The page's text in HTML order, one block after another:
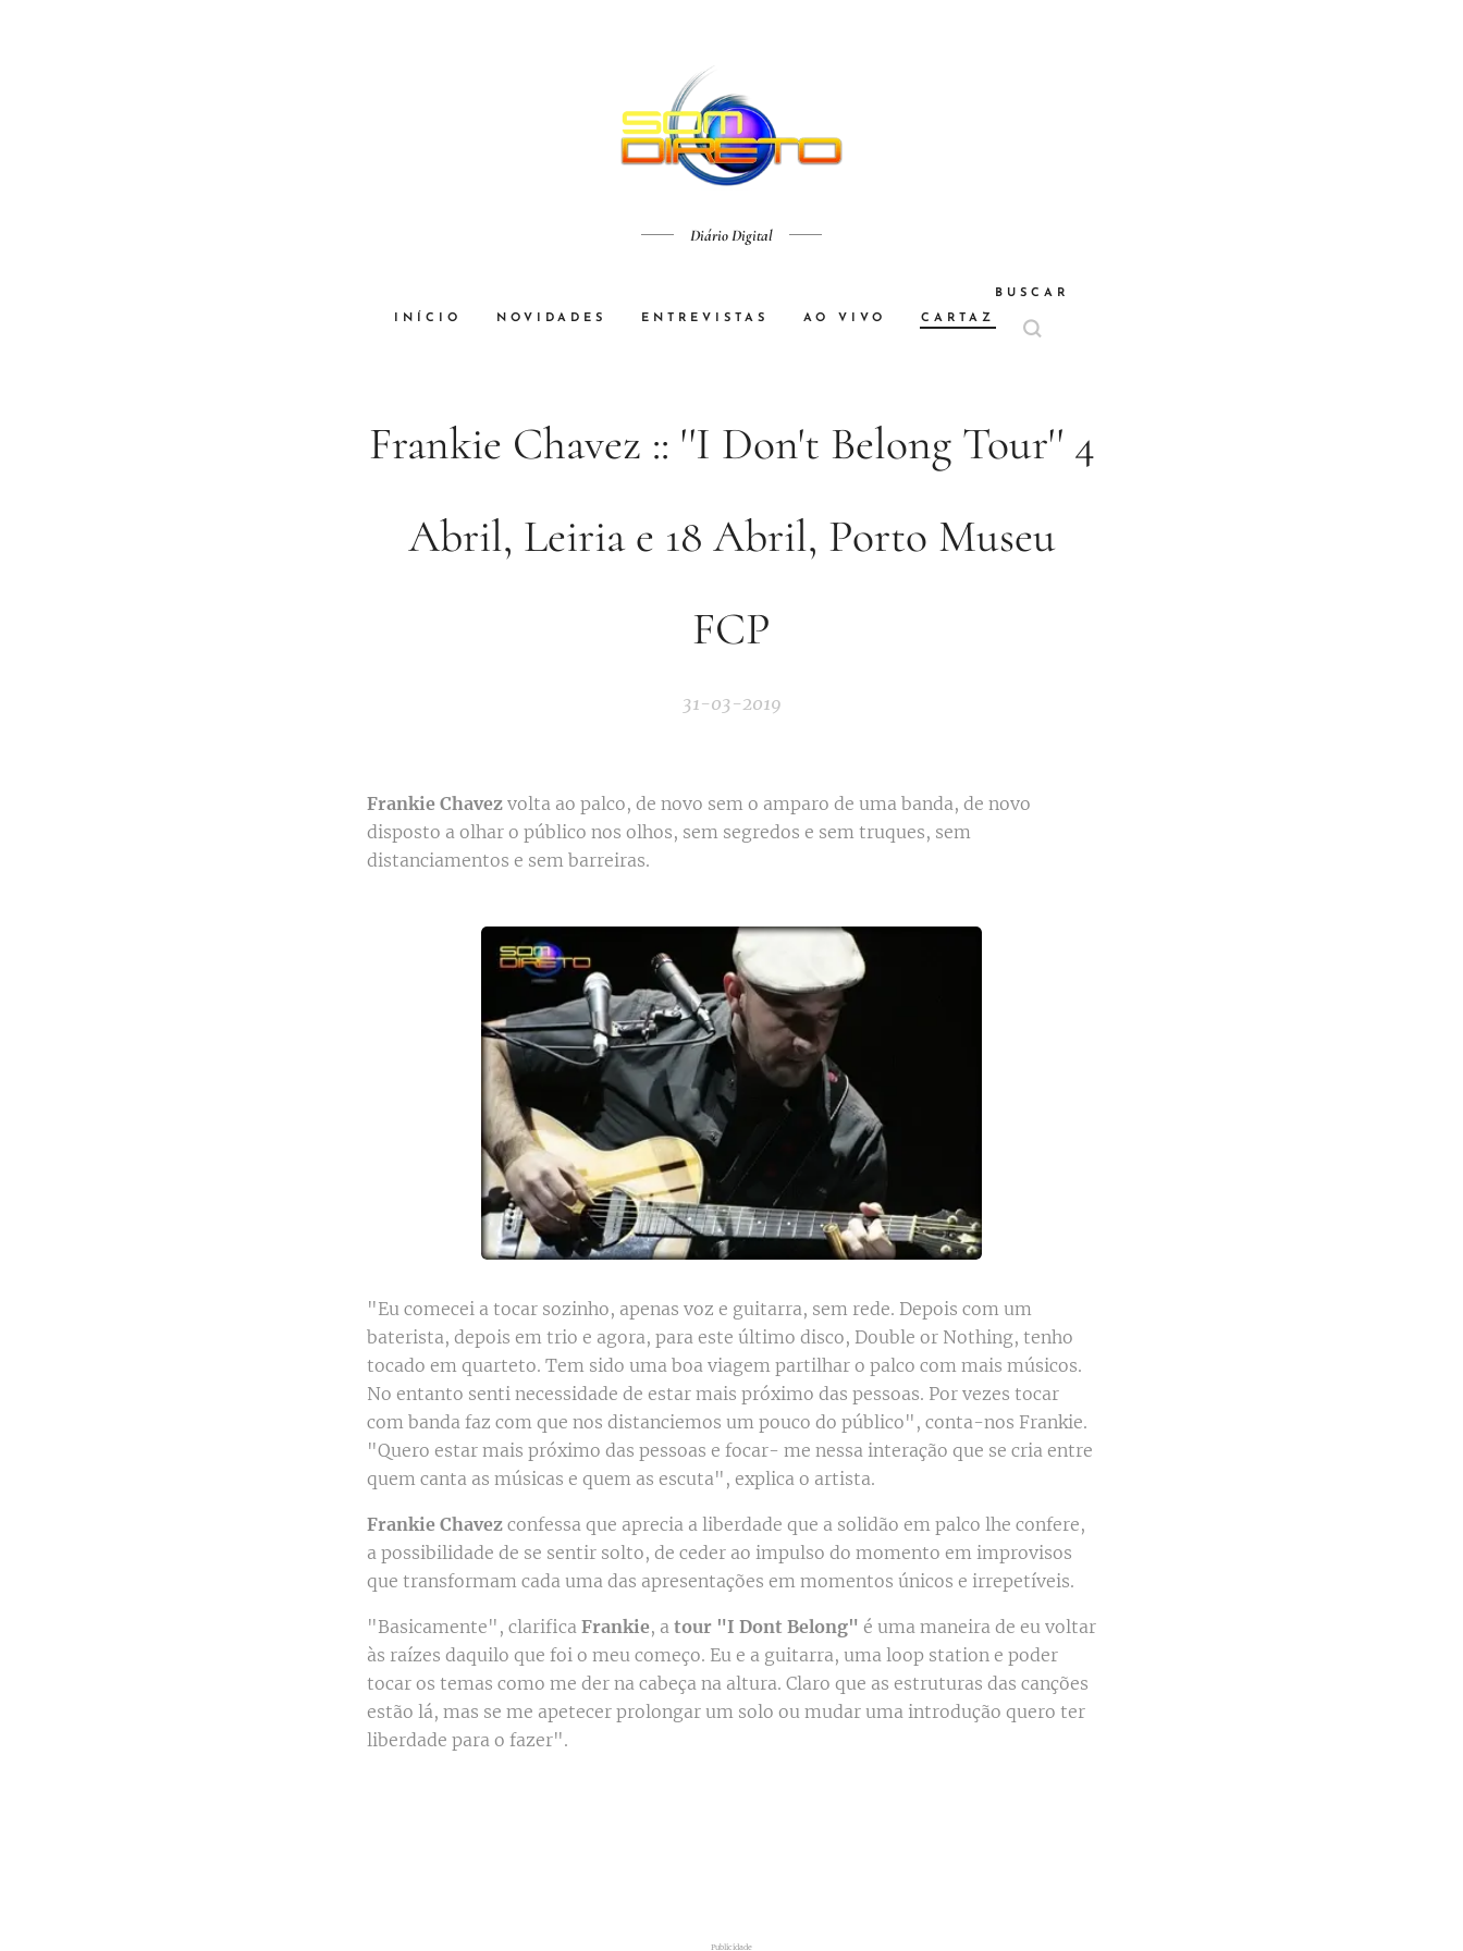
Diário Digital
INÍCIO NOVIDADES ENTREVISTAS AO VIVO CARTAZ
BUSCAR
Frankie Chavez :: ''I Don't Belong Tour'' 4
Abril, Leiria e 18 Abril, Porto Museu
FCP
31-03-2019
Frankie Chavez volta ao palco, de novo sem o amparo de uma banda, de novo
disposto a olhar o público nos olhos, sem segredos e sem truques, sem
distanciamentos e sem barreiras.
"Eu comecei a tocar sozinho, apenas voz e guitarra, sem rede. Depois com um
baterista, depois em trio e agora, para este último disco, Double or Nothing, tenho
tocado em quarteto. Tem sido uma boa viagem partilhar o palco com mais músicos.
No entanto senti necessidade de estar mais próximo das pessoas. Por vezes tocar
com banda faz com que nos distanciemos um pouco do público", conta-nos Frankie.
"Quero estar mais próximo das pessoas e focar- me nessa interação que se cria entre
quem canta as músicas e quem as escuta", explica o artista.
Frankie Chavez confessa que aprecia a liberdade que a solidão em palco lhe confere,
a possibilidade de se sentir solto, de ceder ao impulso do momento em improvisos
que transformam cada uma das apresentações em momentos únicos e irrepetíveis.
"Basicamente", clarifica Frankie, a tour "I Dont Belong" é uma maneira de eu voltar
às raízes daquilo que foi o meu começo. Eu e a guitarra, uma loop station e poder
tocar os temas como me der na cabeça na altura. Claro que as estruturas das canções
estão lá, mas se me apetecer prolongar um solo ou mudar uma introdução quero ter
liberdade para o fazer".
Publicidade